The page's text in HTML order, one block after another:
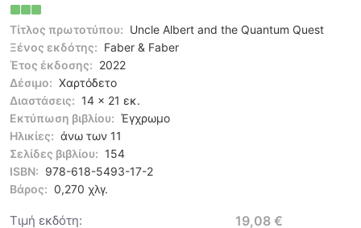
Τίτλος πρωτοτύπου: Uncle Albert and the Quantum Quest
Ξένος εκδότης: Faber & Faber
Έτος έκδοσης: 2022
Δέσιμο: Χαρτόδετο
Διαστάσεις: 14 x 21 εκ.
Εκτύπωση βιβλίου: Έγχρωμο
Ηλικίες: άνω των 11
Σελίδες βιβλίου: 154
ISBN: 978-618-5493-17-2
Βάρος: 0,270 χλγ.
Τιμή εκδότη: 19,08 €